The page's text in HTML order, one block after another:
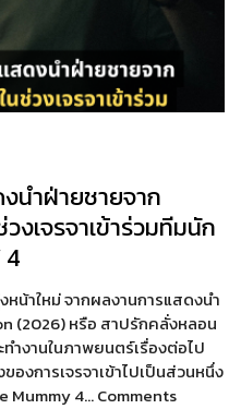
นำฝ่ายชายจาก
งเจรจาเข้าร่วมทีมนัก
4
น้าใหม่ จากผลงานการแสดงนำ
(2026) หรือ สาปรักคลั่งหลอน
ำงานในภาพยนตร์เรื่องต่อไป
องการเจรจาเข้าไปเป็นส่วนหนึ่ง
4… Comments